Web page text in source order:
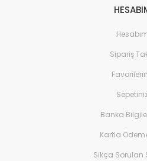
Sipariş
Banka
Kartla
Sıkça Sorulan